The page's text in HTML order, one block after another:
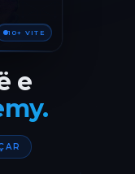
10+ VITE
e